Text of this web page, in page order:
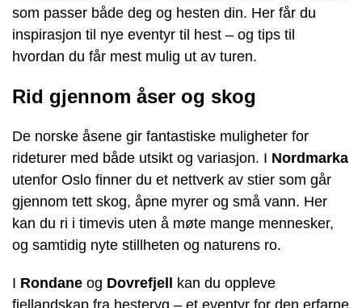
som passer både deg og hesten din. Her får du
inspirasjon til nye eventyr til hest – og tips til
hvordan du får mest mulig ut av turen.
Rid gjennom åser og skog
De norske åsene gir fantastiske muligheter for
rideturer med både utsikt og variasjon. I Nordmarka
utenfor Oslo finner du et nettverk av stier som går
gjennom tett skog, åpne myrer og små vann. Her
kan du ri i timevis uten å møte mange mennesker,
og samtidig nyte stillheten og naturens ro.
I Rondane og Dovrefjell
kan du oppleve
fjellandskap fra hesteryg – et eventyr for den erfarne